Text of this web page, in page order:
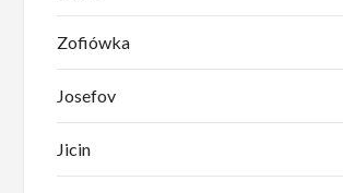
Zofiówka
Josefov
Jicin